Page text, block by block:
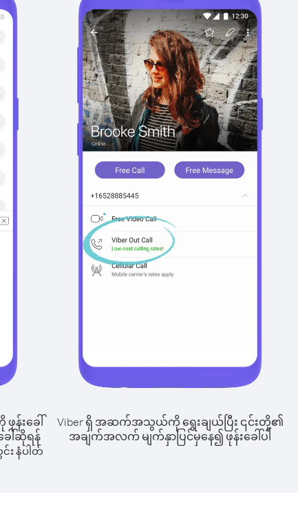
န်းခေါ်
ါ်ဆိုရန်
း နံပါတ်
Viber ရှိ အဆက်အသွယ်ကို ရွေးချယ်ပြီး ၎င်းတို့၏
အချက်အလက် မျက်နှာပြင်မှနေ၍ ဖုန်းခေါ်ပါ